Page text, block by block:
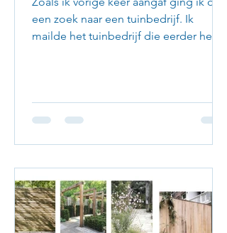
een zoek naar een tuinbedrijf. Ik
mailde het tuinbedrijf die eerder het